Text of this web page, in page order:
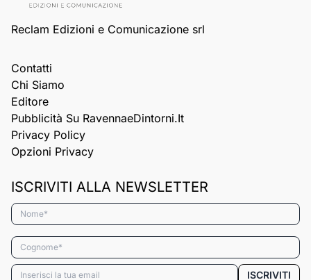
Reclam Edizioni e Comunicazione srl
Contatti
Chi Siamo
Editore
Pubblicità Su RavennaeDintorni.it
Privacy Policy
Opzioni Privacy
ISCRIVITI ALLA NEWSLETTER
Nome*
Cognome*
Email* ISCRIVITI